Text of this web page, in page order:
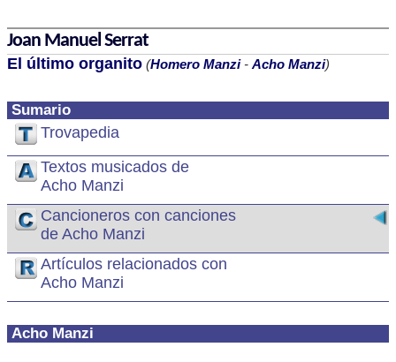
Sumario
Trovapedia
Textos musicados de
Acho Manzi
Cancioneros con canciones
de Acho Manzi
Artículos relacionados con
Acho Manzi
Acho Manzi
Joan Manuel Serrat
El último organito (Homero Manzi- Acho Manzi)